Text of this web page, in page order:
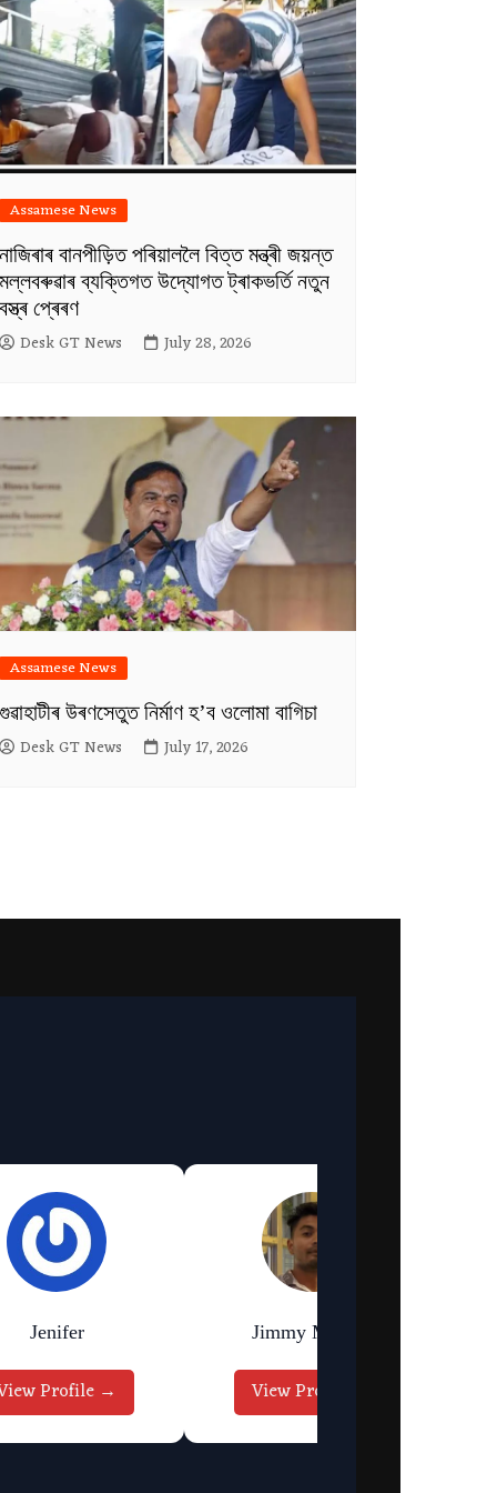
Assamese News
বানপীড়িত পৰিয়াললৈ বিত্ত মন্ত্ৰী জয়ন্ত
ব্যক্তিগত উদ্যোগত ট্ৰাকভৰ্তি নতুন
প্ৰেৰণ
Desk GT News July 28, 2026
Assamese News
উৰণসেতুত নিৰ্মাণ হ’ব ওলোমা বাগিচা
Desk GT News July 17, 2026
Jimmy Murmu
View Profile →
Pritam Deka
View Profile →